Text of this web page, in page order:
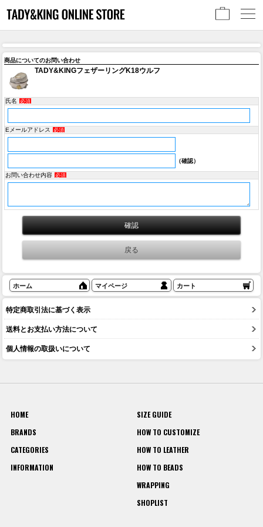
商品についてのお問い合わせ
TADY&KINGフェザーリングK18ウルフ
氏名 必須
Eメールアドレス 必須
（確認）
お問い合わせ内容 必須
ホーム マイページ カート
特定商取引法に基づく表示
送料とお支払い方法について
個人情報の取扱いについて
HOME
BRANDS
CATEGORIES
INFORMATION
SIZE GUIDE
HOW TO CUSTOMIZE
HOW TO LEATHER
HOW TO BEADS
WRAPPING
SHOPLIST